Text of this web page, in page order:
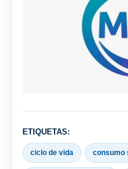
ETIQUETAS:
ciclo de vida consumo